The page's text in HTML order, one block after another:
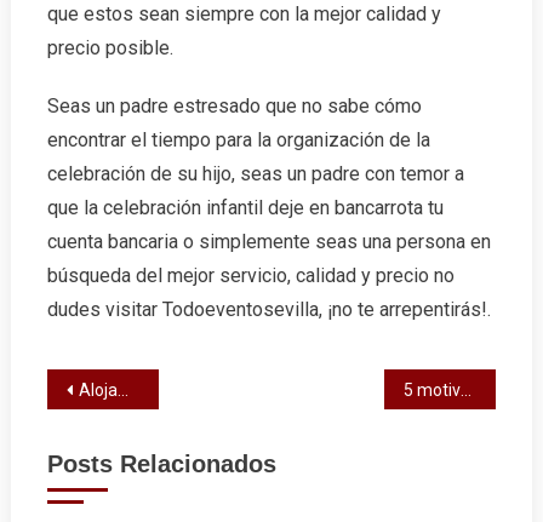
que estos sean siempre con la mejor calidad y
precio posible.
Seas un padre estresado que no sabe cómo
encontrar el tiempo para la organización de la
celebración de su hijo, seas un padre con temor a
que la celebración infantil deje en bancarrota tu
cuenta bancaria o simplemente seas una persona en
búsqueda del mejor servicio, calidad y precio no
dudes visitar Todoeventosevilla, ¡no te arrepentirás!.
Navegación
entradas
Alojamiento para estudiantes extranjeros en Barcelona 5 motivos para beber agua mineral
Posts Relacionados